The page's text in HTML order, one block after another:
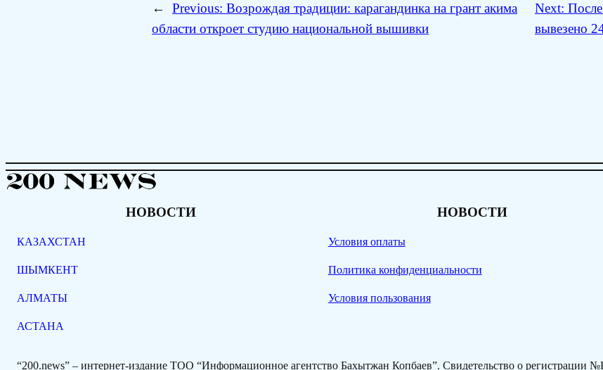
← Previous: Возрождая традиции: карагандинка на грант акима
области откроет студию национальной вышивки
Next:
вывезено
НОВОСТИ
КАЗАХСТАН
ШЫМКЕНТ
АЛМАТЫ
АСТАНА
НОВОСТИ
Условия оплаты
Политика конфиденциальности
Условия пользования
“200.news” – интернет-издание ТОО “Информационное агентство Бахытжан Копбаев”. Свидетельство о